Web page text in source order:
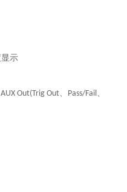
示
AUX Out(Trig Out、 Pass/Fail、